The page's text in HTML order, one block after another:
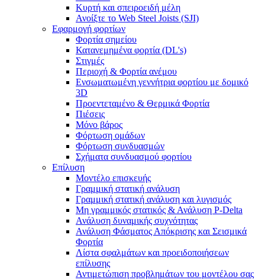
Κυρτή και σπειροειδή μέλη
Ανοίξτε το Web Steel Joists (SJI)
Εφαρμογή φορτίων
Φορτία σημείου
Κατανεμημένα φορτία (DL's)
Στιγμές
Περιοχή & Φορτία ανέμου
Ενσωματωμένη γεννήτρια φορτίου με δομικό
3D
Προεντεταμένο & Θερμικά Φορτία
Πιέσεις
Μόνο βάρος
Φόρτωση ομάδων
Φόρτωση συνδυασμών
Σχήματα συνδυασμού φορτίου
Επίλυση
Μοντέλο επισκευής
Γραμμική στατική ανάλυση
Γραμμική στατική ανάλυση και λυγισμός
Μη γραμμικός στατικός & Ανάλυση P-Delta
Ανάλυση δυναμικής συχνότητας
Ανάλυση Φάσματος Απόκρισης και Σεισμικά
Φορτία
Λίστα σφαλμάτων και προειδοποιήσεων
επίλυσης
Αντιμετώπιση προβλημάτων του μοντέλου σας